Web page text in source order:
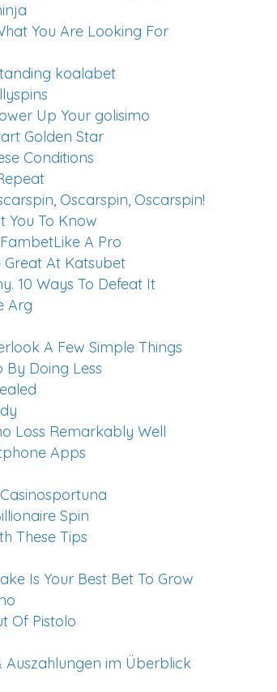
You Are Looking For
koalabet
Up Your golisimo
Golden Star
Conditions
Oscarspin, Oscarspin!
You To Know
A Pro
Great At Katsubet
10 Ways To Defeat It
Arg
A Few Simple Things
By Doing Less
Loss Remarkably Well
Apps
Spin
These Tips
Is Your Best Bet To Grow
Of Pistolo
Auszahlungen im Überblick